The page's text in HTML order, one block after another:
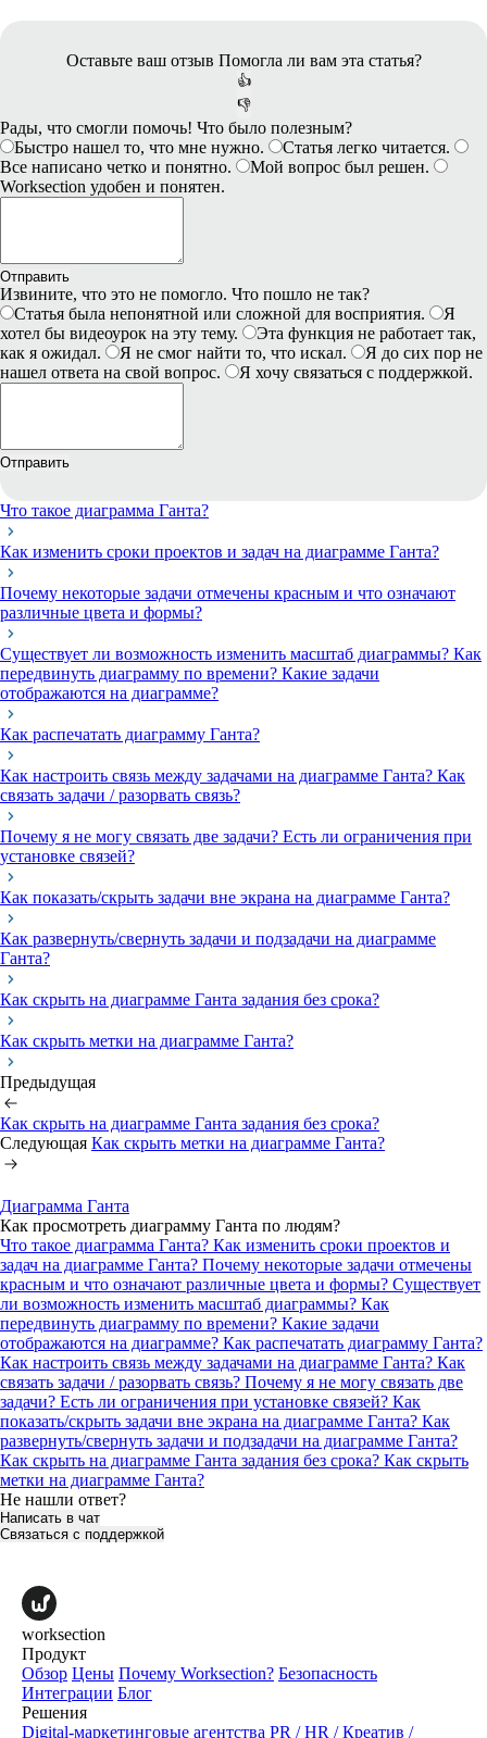
Оставьте ваш отзыв Помогла ли вам эта статья?
👍
👎
Рады, что смогли помочь! Что было полезным?
Быстро нашел то, что мне нужно.
Статья легко читается.
Все написано четко и понятно.
Мой вопрос был решен.
Worksection удобен и понятен.
Отправить
Извините, что это не помогло. Что пошло не так?
Статья была непонятной или сложной для восприятия.
Я
хотел бы видеоурок на эту тему.
Эта функция не работает так,
как я ожидал.
Я не смог найти то, что искал.
Я до сих пор не
нашел ответа на свой вопрос.
Я хочу связаться с поддержкой.
Отправить
Что такое диаграмма Ганта?
Как изменить сроки проектов и задач на диаграмме Ганта?
Почему некоторые задачи отмечены красным и что означают
различные цвета и формы?
Существует ли возможность изменить масштаб диаграммы? Как
передвинуть диаграмму по времени? Какие задачи
отображаются на диаграмме?
Как распечатать диаграмму Ганта?
Как настроить связь между задачами на диаграмме Ганта? Как
связать задачи / разорвать связь?
Почему я не могу связать две задачи? Есть ли ограничения при
установке связей?
Как показать/скрыть задачи вне экрана на диаграмме Ганта?
Как развернуть/свернуть задачи и подзадачи на диаграмме
Ганта?
Как скрыть на диаграмме Ганта задания без срока?
Как скрыть метки на диаграмме Ганта?
Предыдущая
Как скрыть на диаграмме Ганта задания без срока?
Следующая Как скрыть метки на диаграмме Ганта?
Диаграмма Ганта
Как просмотреть диаграмму Ганта по людям?
Что такое диаграмма Ганта? Как изменить сроки проектов и
задач на диаграмме Ганта? Почему некоторые задачи отмечены
красным и что означают различные цвета и формы? Существует
ли возможность изменить масштаб диаграммы? Как
передвинуть диаграмму по времени? Какие задачи
отображаются на диаграмме? Как распечатать диаграмму Ганта?
Как настроить связь между задачами на диаграмме Ганта? Как
связать задачи / разорвать связь? Почему я не могу связать две
задачи? Есть ли ограничения при установке связей? Как
показать/скрыть задачи вне экрана на диаграмме Ганта? Как
развернуть/свернуть задачи и подзадачи на диаграмме Ганта?
Как скрыть на диаграмме Ганта задания без срока? Как скрыть
метки на диаграмме Ганта?
Не нашли ответ?
Написать в чат
Связаться с поддержкой
worksection
Продукт
Обзор Цены Почему Worksection? Безопасность
Интеграции Блог
Решения
Digital-маркетинговые агентства PR / HR / Креатив /